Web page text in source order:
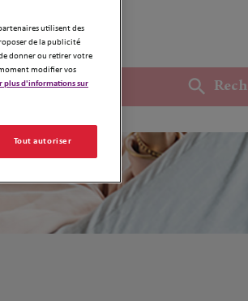
Utiliser ma position
utilisent des
de la publicité
donner ou retirer votre
modifier vos
plus d'informations sur
Tout autoriser